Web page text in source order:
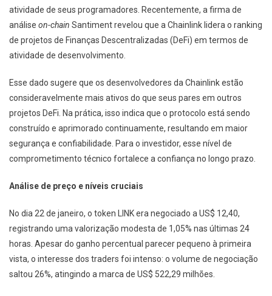
atividade de seus programadores. Recentemente, a firma de
análise on-chain Santiment revelou que a Chainlink lidera o ranking
de projetos de Finanças Descentralizadas (DeFi) em termos de
atividade de desenvolvimento.
Esse dado sugere que os desenvolvedores da Chainlink estão
consideravelmente mais ativos do que seus pares em outros
projetos DeFi. Na prática, isso indica que o protocolo está sendo
construído e aprimorado continuamente, resultando em maior
segurança e confiabilidade. Para o investidor, esse nível de
comprometimento técnico fortalece a confiança no longo prazo.
Análise de preço e níveis cruciais
No dia 22 de janeiro, o token LINK era negociado a US$ 12,40,
registrando uma valorização modesta de 1,05% nas últimas 24
horas. Apesar do ganho percentual parecer pequeno à primeira
vista, o interesse dos traders foi intenso: o volume de negociação
saltou 26%, atingindo a marca de US$ 522,29 milhões.